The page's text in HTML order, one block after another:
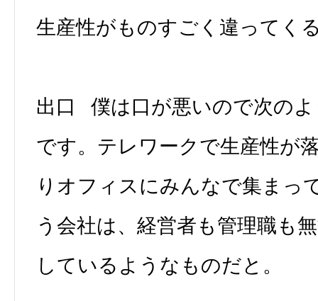
生産性がものすごく違ってく
出口 僕は口が悪いので次の
です。テレワークで生産性が
りオフィスにみんなで集まっ
う会社は、経営者も管理職も
しているようなものだと。